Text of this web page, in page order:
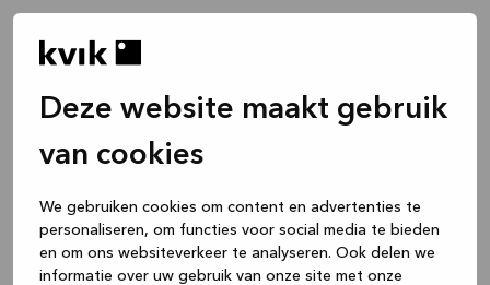
Deze website maakt gebruik
van cookies
We gebruiken cookies om content en advertenties te
personaliseren, om functies voor social media te bieden
en om ons websiteverkeer te analyseren. Ook delen we
informatie over uw gebruik van onze site met onze